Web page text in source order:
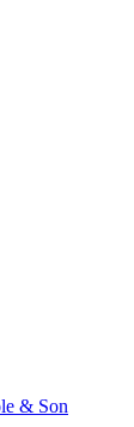
& Son